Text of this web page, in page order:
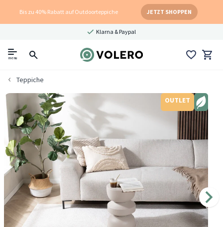
Bis zu 40% Rabatt auf Outdoorteppiche JETZT SHOPPEN
Klarna & Paypal
menu
Teppiche
OUTLET